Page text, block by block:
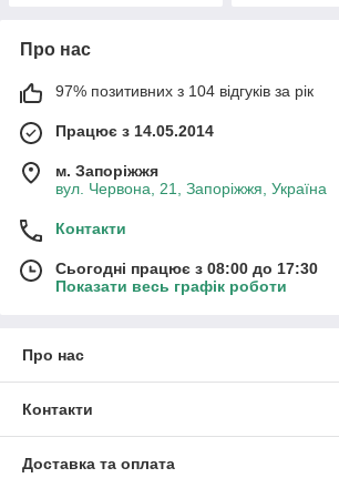
Про нас
97% позитивних з 104 відгуків за рік
Працює з 14.05.2014
м. Запоріжжя
вул. Червона, 21, Запоріжжя, Україна
Контакти
Сьогодні працює з 08:00 до 17:30
Показати весь графік роботи
Про нас
Контакти
Доставка та оплата